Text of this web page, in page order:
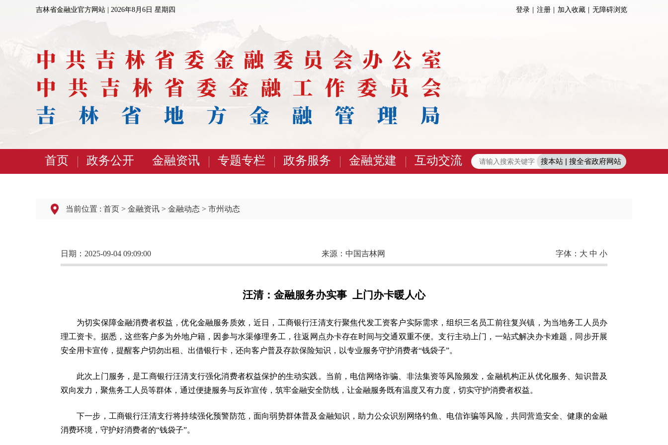
吉林省金融业官方网站 | 2026年8月6日 星期四 登录 注册 加入收藏 无障碍浏览
首页 政务公开 金融资讯 专题专栏 政务服务 金融党建 互动交流
当前位置 : 首页 > 金融资讯 > 金融动态 > 市州动态
日期：2025-09-04 09:09:00 来源： 中国吉林网 字体： 大 中 小
汪清：金融服务办实事 上门办卡暖人心
为切实保障金融消费者权益，优化金融服务质效，近日，工商银行汪清支行聚焦代发工资客户实际需求，组织三名员工前往复兴镇，为当地务工人员办
理工资卡。据悉，这些客户多为外地户籍，因参与水渠修理务工，往返网点办卡存在时间与交通双重不便。支行主动上门，一站式解决办卡难题，同步开展
安全用卡宣传，提醒客户切勿出租、出借银行卡，还向客户普及存款保险知识，以专业服务守护消费者“钱袋子”。
此次上门服务，是工商银行汪清支行强化消费者权益保护的生动实践。当前，电信网络诈骗、非法集资等风险频发，金融机构正从优化服务、知识普及
双向发力，聚焦务工人员等群体，通过便捷服务与反诈宣传，筑牢金融安全防线，让金融服务既有温度又有力度，切实守护消费者权益。
下一步，工商银行汪清支行将持续强化预警防范，面向弱势群体普及金融知识，助力公众识别网络钓鱼、电信诈骗等风险，共同营造安全、健康的金融
消费环境，守护好消费者的“钱袋子”。